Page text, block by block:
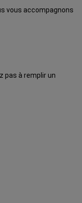
vous accompagnons
pas à remplir un